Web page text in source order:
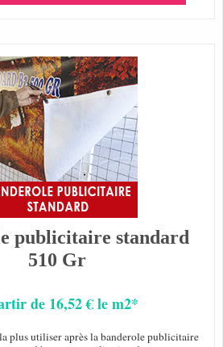
publicitaire standard
510 Gr
de 16,52 € le m2*
la plus utiliser après la banderole publicitaire